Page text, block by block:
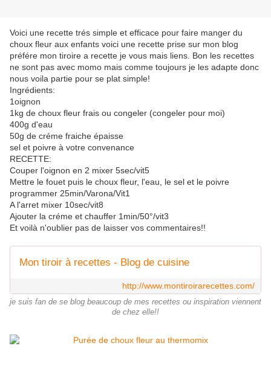
Voici une recette trés simple et efficace pour faire manger du
choux fleur aux enfants voici une recette prise sur mon blog
préfére mon tiroire a recette je vous mais liens. Bon les recettes
ne sont pas avec momo mais comme toujours je les adapte donc
nous voila partie pour se plat simple!
Ingrédients:
1oignon
1kg de choux fleur frais ou congeler (congeler pour moi)
400g d'eau
50g de créme fraiche épaisse
sel et poivre à votre convenance
RECETTE:
Couper l'oignon en 2 mixer 5sec/vit5
Mettre le fouet puis le choux fleur, l'eau, le sel et le poivre
programmer 25min/Varona/Vit1
A l'arret mixer 10sec/vit8
Ajouter la créme et chauffer 1min/50°/vit3
Et voilà n'oublier pas de laisser vos commentaires!!
Mon tiroir à recettes - Blog de cuisine
http://www.montiroirarecettes.com/
je suis fan de se blog beaucoup de mes recettes ou inspiration viennent
de chez elle!!